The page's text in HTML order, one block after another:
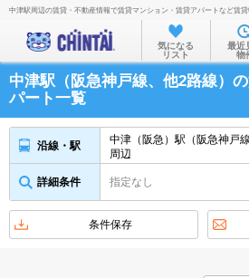
お部屋を探す
沿線・駅
住所から
家賃相場
不動産会
中津駅周辺の賃貸・不動産情報で賃貸マンション・賃貸アパートなど賃
気になる
リスト
最近
物
中津駅（阪急神戸線、他2路線）
パート一覧
沿線・駅
中津（阪急）駅（阪急神戸
周辺
詳細条件 指定なし
条件保存